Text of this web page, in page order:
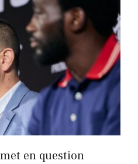
en question